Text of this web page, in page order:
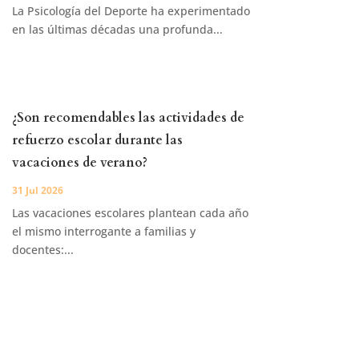
La Psicología del Deporte ha experimentado
en las últimas décadas una profunda...
¿Son recomendables las actividades de
refuerzo escolar durante las
vacaciones de verano?
31 Jul 2026
Las vacaciones escolares plantean cada año
el mismo interrogante a familias y
docentes:...